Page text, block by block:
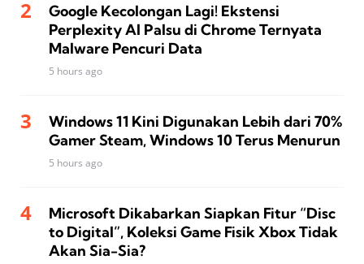
Google Kecolongan Lagi! Ekstensi
Perplexity AI Palsu di Chrome Ternyata
Malware Pencuri Data
5 hours ago
Windows 11 Kini Digunakan Lebih dari 70%
Gamer Steam, Windows 10 Terus Menurun
5 hours ago
Microsoft Dikabarkan Siapkan Fitur “Disc
to Digital”, Koleksi Game Fisik Xbox Tidak
Akan Sia-Sia?